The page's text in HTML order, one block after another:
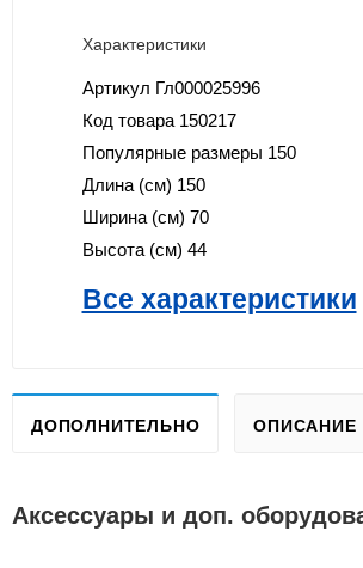
Характеристики
Артикул Гл000025996
Код товара 150217
Популярные размеры 150
Длина (см) 150
Ширина (см) 70
Высота (см) 44
Все характеристики
ДОПОЛНИТЕЛЬНО ОПИСАНИЕ
Аксессуары и доп.